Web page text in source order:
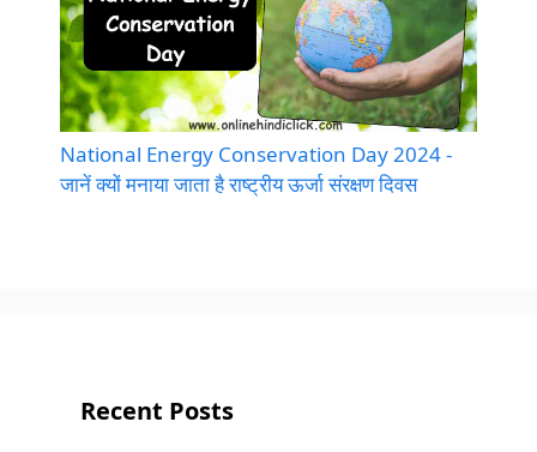
National Energy Conservation Day 2024 -
जानें क्यों मनाया जाता है राष्ट्रीय ऊर्जा संरक्षण दिवस
Recent Posts